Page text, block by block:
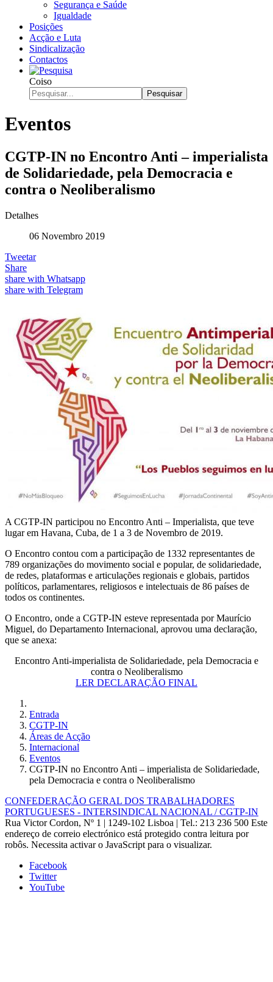
Segurança e Saúde
Igualdade
Posições
Acção e Luta
Sindicalização
Contactos
Coiso
Pesquisar
Eventos
CGTP-IN no Encontro Anti – imperialista
de Solidariedade, pela Democracia e
contra o Neoliberalismo
Detalhes
06 Novembro 2019
Tweetar
Share
share with Whatsapp
share with Telegram
A CGTP-IN participou no Encontro Anti – Imperialista, que teve
lugar em Havana, Cuba, de 1 a 3 de Novembro de 2019.
O Encontro contou com a participação de 1332 representantes de
789 organizações do movimento social e popular, de solidariedade,
de redes, plataformas e articulações regionais e globais, partidos
políticos, parlamentares, religiosos e intelectuais de 86 países de
todos os continentes.
O Encontro, onde a CGTP-IN esteve representada por Maurício
Miguel, do Departamento Internacional, aprovou uma declaração,
que se anexa:
Encontro Anti-imperialista de Solidariedade, pela Democracia e
contra o Neoliberalismo
LER DECLARAÇÃO FINAL
Entrada
CGTP-IN
Áreas de Acção
Internacional
Eventos
CGTP-IN no Encontro Anti – imperialista de Solidariedade,
pela Democracia e contra o Neoliberalismo
CONFEDERAÇÃO GERAL DOS TRABALHADORES
PORTUGUESES - INTERSINDICAL NACIONAL / CGTP-IN
Rua Victor Cordon, Nº 1 | 1249-102 Lisboa | Tel.: 213 236 500 Este
endereço de correio electrónico está protegido contra leitura por
robôs. Necessita activar o JavaScript para o visualizar.
Facebook
Twitter
YouTube